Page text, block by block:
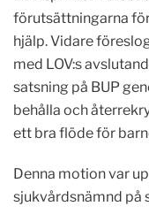
förutsättningarna
hjälp. Vidare
med LOV:s
satsning på BUP
behålla och
ett bra flöde för
Denna motion var
sjukvårdsnämnd på